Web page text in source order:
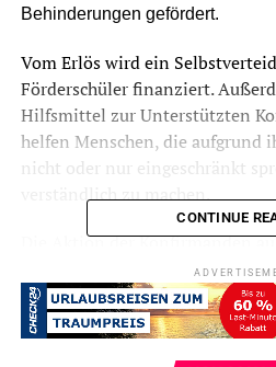
Behinderungen gefördert.
Vom Erlös wird ein
Förderschüler finanziert.
Hilfsmittel zur Unterstützten
helfen Menschen, die aufgrund
nicht oder nur eingeschränkt
verständlich zu machen.
Die Aktion der Konfirmanden
eine lange Tradition: Schon
Weltkrieg waren die
Oberlinschule zu sammeln.
CONTINUE